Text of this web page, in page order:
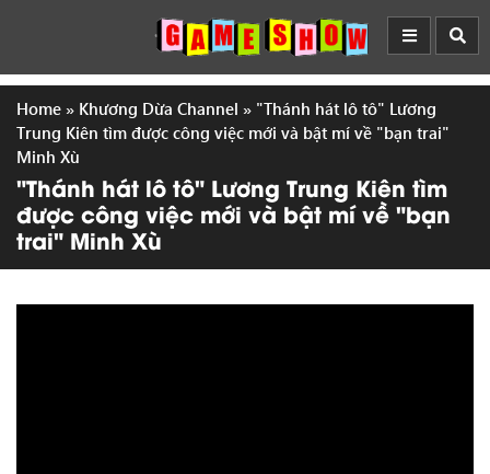
Home » Khương Dừa Channel » "Thánh hát lô tô" Lương
Trung Kiên tìm được công việc mới và bật mí về "bạn trai"
Minh Xù
"Thánh hát lô tô" Lương Trung Kiên tìm
được công việc mới và bật mí về "bạn
trai" Minh Xù